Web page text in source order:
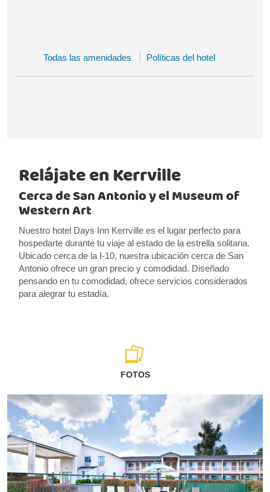
Todas las amenidades Políticas del hotel
Relájate en Kerrville
Cerca de San Antonio y el Museum of
Western Art
Nuestro hotel Days Inn Kerrville es el lugar perfecto para
hospedarte durante tu viaje al estado de la estrella solitaria.
Ubicado cerca de la I-10, nuestra ubicación cerca de San
Antonio ofrece un gran precio y comodidad. Diseñado
pensando en tu comodidad, ofrece servicios considerados
para alegrar tu estadía.
FOTOS